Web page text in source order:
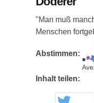
"Man muß
Menschen
Abstimmen:
Inhalt teilen: